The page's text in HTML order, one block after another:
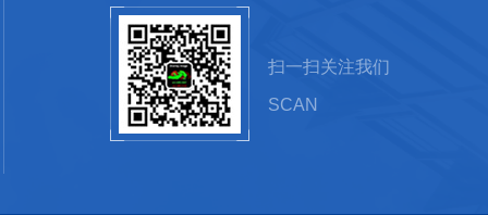
扫一扫关注我们
SCAN